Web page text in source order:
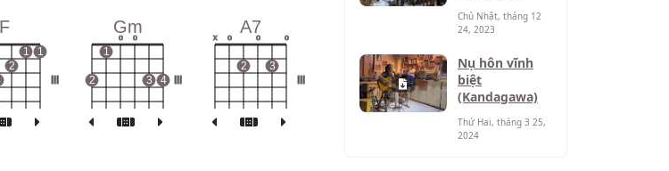
F
2
1 1
Gm
2
1
o o
3 4
A7
x o
2
o
3
o
Chủ Nhật, tháng 12
24, 2023
Nụ hôn vĩnh
biệt
(Kandagawa)
Thứ Hai, tháng 3 25,
2024